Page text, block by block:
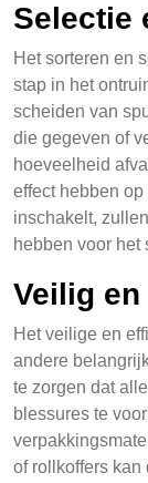
Selectie
Het sorteren en
stap in het
scheiden van
die gegeven of
hoeveelheid
effect hebben
inschakelt,
hebben voor het
Veilig
Het veilige en
andere
te zorgen dat
blessures te
of rollkoffers